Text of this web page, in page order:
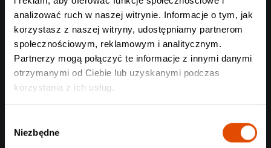
analizować ruch w naszej witrynie. Informacje o tym, jak
korzystasz z naszej witryny, udostępniamy partnerom
społecznościowym, reklamowym i analitycznym.
Partnerzy mogą połączyć te informacje z innymi danymi
otrzymanymi od Ciebie lub uzyskanymi podczas
korzystania z ich usług.
zgody
Niezbędne
Wyślij